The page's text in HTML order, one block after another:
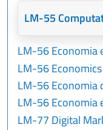
LM-55
LM-56 Economia
LM-56
LM-56 Economia
LM-56 Economia
LM-77 Digital